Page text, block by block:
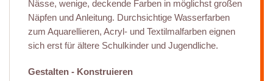
Nässe, wenige, deckende Farben in möglichst großen
Näpfen und Anleitung. Durchsichtige Wasserfarben
zum Aquarellieren, Acryl- und Textilmalfarben eignen
sich erst für ältere Schulkinder und Jugendliche.
Gestalten - Konstruieren